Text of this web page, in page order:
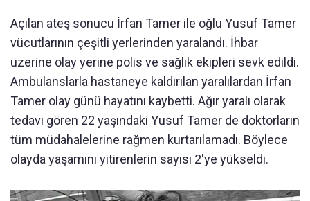
Açılan ateş sonucu İrfan Tamer ile oğlu Yusuf Tamer
vücutlarının çeşitli yerlerinden yaralandı. İhbar
üzerine olay yerine polis ve sağlık ekipleri sevk edildi.
Ambulanslarla hastaneye kaldırılan yaralılardan İrfan
Tamer olay günü hayatını kaybetti. Ağır yaralı olarak
tedavi gören 22 yaşındaki Yusuf Tamer de doktorların
tüm müdahalelerine rağmen kurtarılamadı. Böylece
olayda yaşamını yitirenlerin sayısı 2'ye yükseldi.